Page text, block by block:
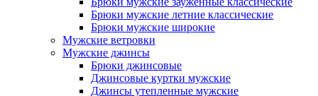
Брюки мужские летние классические
Брюки мужские широкие
Мужские ветровки
Мужские джинсы
Брюки джинсовые
Джинсовые куртки мужские
Джинсы утепленные мужские